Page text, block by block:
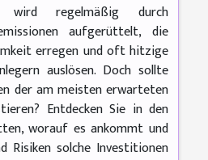
wird regelmäßig durch
aufgerüttelt, die
erregen und oft hitzige
auslösen. Doch sollte
der am meisten erwarteten
Entdecken Sie in den
worauf es ankommt und
Risiken solche Investitionen